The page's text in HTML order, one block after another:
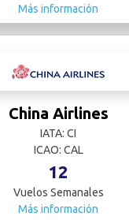
Más información
China Airlines
IATA: CI
ICAO: CAL
12
Vuelos Semanales
Más información